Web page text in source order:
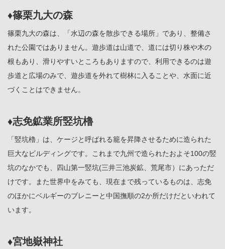
♦篠栗九大の森
篠栗九大の森は、「水辺の森を散歩できる場所」であり、整備さ
れた公園ではありません。遊歩道は山道で、道には切り株や木の
根もあり、滑りやすいところもありますので、利用できるのは遊
歩道と広場のみで、遊歩道を外れて樹林に入ることや、水面に近
づくことはできません。
♦志免鉱業所竪坑櫓
「竪坑櫓」は、ケージと呼ばれる籠を昇降させるために造られた
巨大なビルディングです。これまで九州で造られたおよそ100の竪
坑のなかでも、四山第一竪坑(三井三池炭鉱、荒尾市）にあっただ
けです。また世界中をみても、現在まで残っているものは、志免
のほかにベルギーのブレニーと中国撫順の2か所だけだといわれて
います。
♦宮地嶽神社